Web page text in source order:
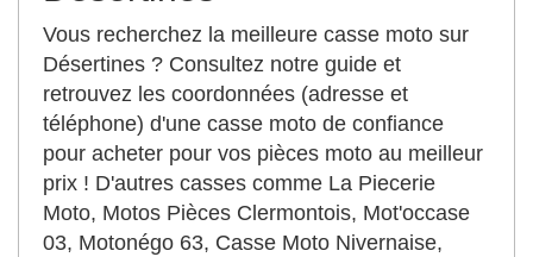
Vous recherchez la meilleure casse moto sur
Désertines ? Consultez notre guide et
retrouvez les coordonnées (adresse et
téléphone) d'une casse moto de confiance
pour acheter pour vos pièces moto au meilleur
prix ! D'autres casses comme La Piecerie
Moto, Motos Pièces Clermontois, Mot'occase
03, Motonégo 63, Casse Moto Nivernaise,